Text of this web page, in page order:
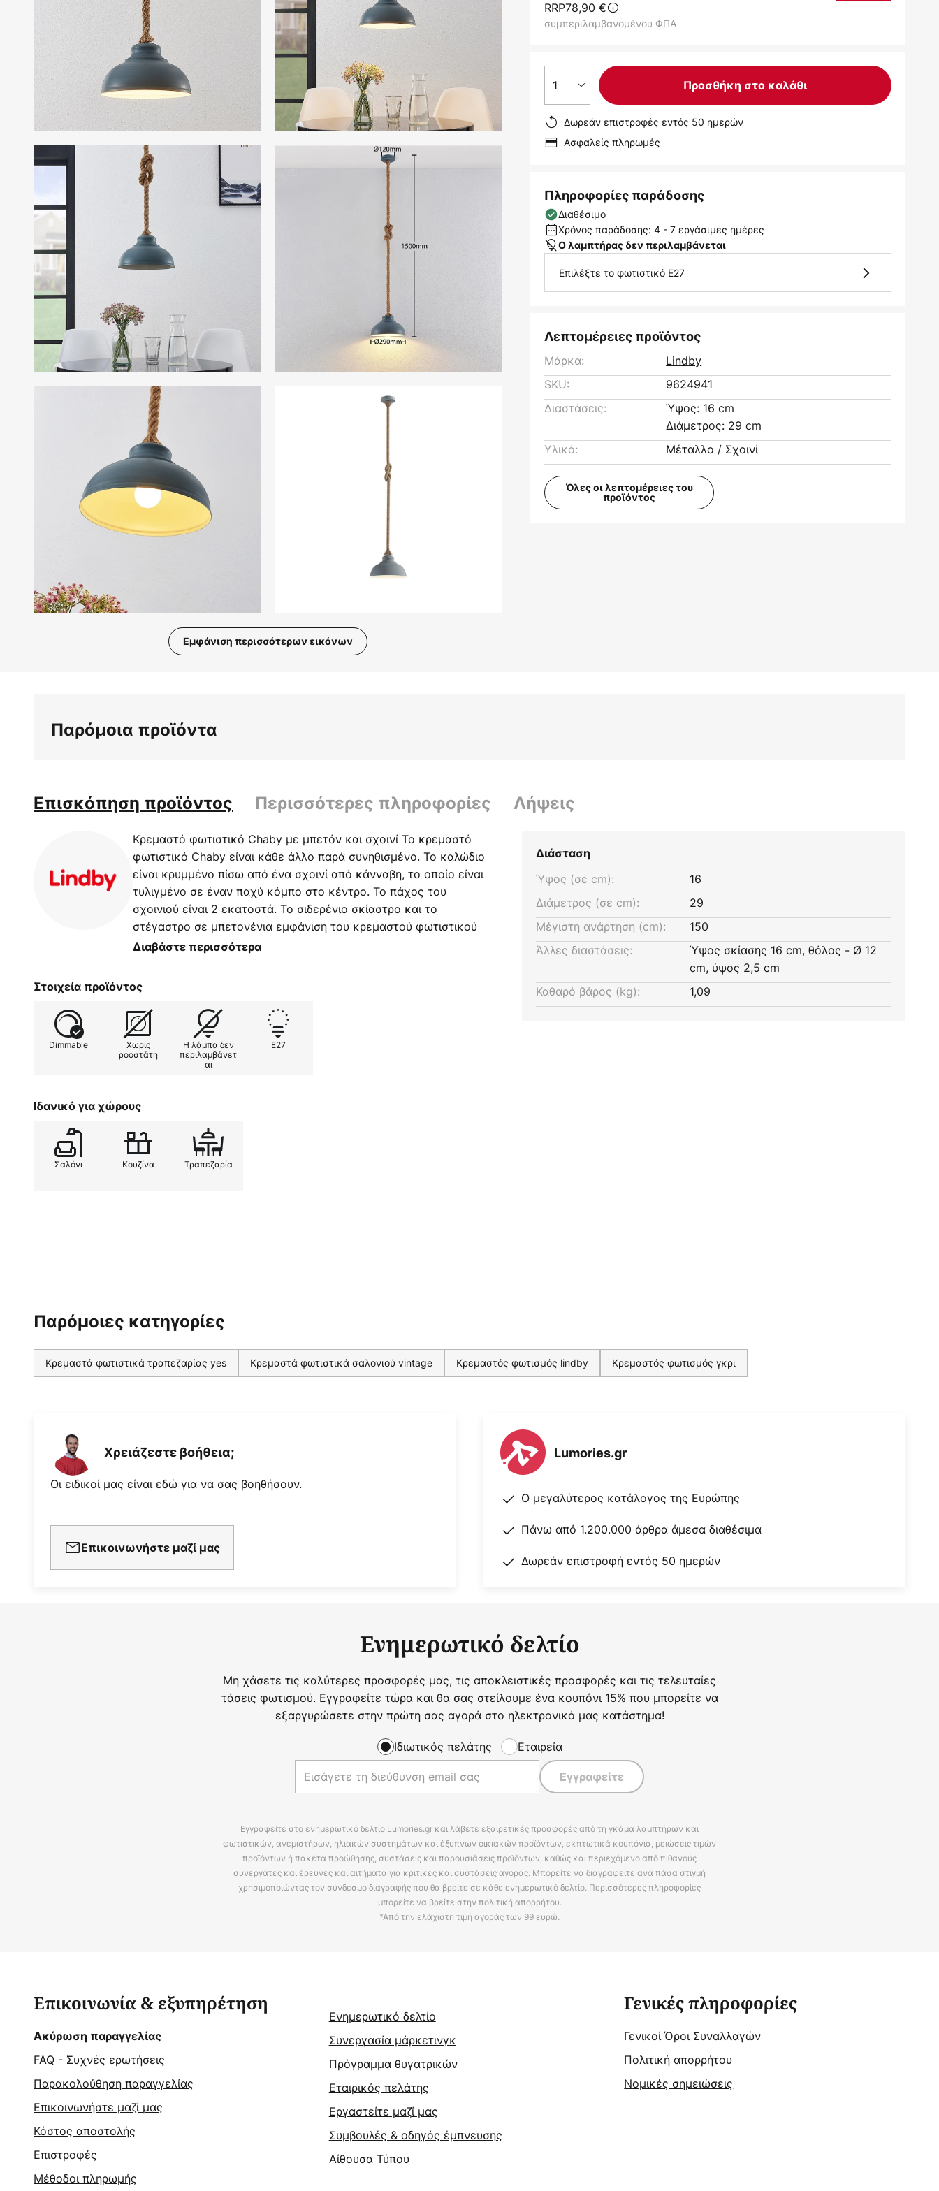
Εμφάνιση περισσότερων εικόνων
συλλογής
RRP78,90 €
συμπεριλαμβανομένου ΦΠΑ
1 Προσθήκη στο καλάθι
Δωρεάν επιστροφές εντός 50 ημερών
Ασφαλείς πληρωμές
Πληροφορίες παράδοσης
Διαθέσιμο
Χρόνος παράδοσης: 4 - 7 εργάσιμες ημέρες
Ο λαμπτήρας δεν περιλαμβάνεται
Επιλέξτε το φωτιστικό E27
Λεπτομέρειες προϊόντος
Μάρκα:
Lindby
SKU:
9624941
Διαστάσεις:
Ύψος: 16 cm
Διάμετρος: 29 cm
Υλικό:
Μέταλλο / Σχοινί
Όλες οι λεπτομέρειες του
προϊόντος
Παρόμοια προϊόντα
Επισκόπηση προϊόντος Περισσότερες πληροφορίες Λήψεις
Κρεμαστό φωτιστικό Chaby με μπετόν και σχοινί Το κρεμαστό
φωτιστικό Chaby είναι κάθε άλλο παρά συνηθισμένο. Το καλώδιο
είναι κρυμμένο πίσω από ένα σχοινί από κάνναβη, το οποίο είναι
τυλιγμένο σε έναν παχύ κόμπο στο κέντρο. Το πάχος του
σχοινιού είναι 2 εκατοστά. Το σιδερένιο σκίαστρο και το
στέγαστρο σε μπετονένια εμφάνιση του κρεμαστού φωτιστικού
Chaby φαίνονται πολύ ενδιαφέροντα και ταιριάζουν με
Διαβάστε περισσότερα
Στοιχεία προϊόντος
Dimmable
Χωρίς
ροοστάτη
Η λάμπα δεν
περιλαμβάνετ
αι
E27
Ιδανικό για χώρους
Σαλόνι Κουζίνα Τραπεζαρία
Διάσταση
Ύψος (σε cm):
16
Διάμετρος (σε cm):
29
Μέγιστη ανάρτηση (cm):
150
Άλλες διαστάσεις:
Ύψος σκίασης 16 cm, θόλος - Ø 12
cm, ύψος 2,5 cm
Καθαρό βάρος (kg):
1,09
Παρόμοιες κατηγορίες
Κρεμαστά φωτιστικά τραπεζαρίας yes Κρεμαστά φωτιστικά σαλονιού vintage Κρεμαστός φωτισμός lindby Κρεμαστός φωτισμός γκρι
Χρειάζεστε βοήθεια;
Οι ειδικοί μας είναι εδώ για να σας βοηθήσουν.
Επικοινωνήστε μαζί μας
Lumories.gr
Ο μεγαλύτερος κατάλογος της Ευρώπης
Πάνω από 1.200.000 άρθρα άμεσα διαθέσιμα
Δωρεάν επιστροφή εντός 50 ημερών
Ενημερωτικό δελτίο
Μη χάσετε τις καλύτερες προσφορές μας, τις αποκλειστικές προσφορές και τις τελευταίες
τάσεις φωτισμού. Εγγραφείτε τώρα και θα σας στείλουμε ένα κουπόνι 15% που μπορείτε να
εξαργυρώσετε στην πρώτη σας αγορά στο ηλεκτρονικό μας κατάστημα!
Ιδιωτικός πελάτης Εταιρεία
Εγγραφείτε
Εγγραφείτε στο ενημερωτικό δελτίο Lumories.gr και λάβετε εξαιρετικές προσφορές από τη γκάμα λαμπτήρων και
φωτιστικών, ανεμιστήρων, ηλιακών συστημάτων και έξυπνων οικιακών προϊόντων, εκπτωτικά κουπόνια, μειώσεις τιμών
προϊόντων ή πακέτα προώθησης, συστάσεις και παρουσιάσεις προϊόντων, καθώς και περιεχόμενο από πιθανούς
συνεργάτες και έρευνες και αιτήματα για κριτικές και συστάσεις αγοράς. Μπορείτε να διαγραφείτε ανά πάσα στιγμή
χρησιμοποιώντας τον σύνδεσμο διαγραφής που θα βρείτε σε κάθε ενημερωτικό δελτίο. Περισσότερες πληροφορίες
μπορείτε να βρείτε στην πολιτική απορρήτου.
*Από την ελάχιστη τιμή αγοράς των 99 ευρώ.
Επικοινωνία & εξυπηρέτηση
Ακύρωση παραγγελίας
FAQ - Συχνές ερωτήσεις
Παρακολούθηση παραγγελίας
Επικοινωνήστε μαζί μας
Κόστος αποστολής
Επιστροφές
Μέθοδοι πληρωμής
Ενημερωτικό δελτίο
Συνεργασία μάρκετινγκ
Πρόγραμμα θυγατρικών
Εταιρικός πελάτης
Εργαστείτε μαζί μας
Συμβουλές & οδηγός έμπνευσης
Αίθουσα Τύπου
Γενικές πληροφορίες
Γενικοί Όροι Συναλλαγών
Πολιτική απορρήτου
Νομικές σημειώσεις